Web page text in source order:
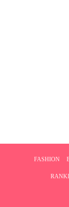
FASHION